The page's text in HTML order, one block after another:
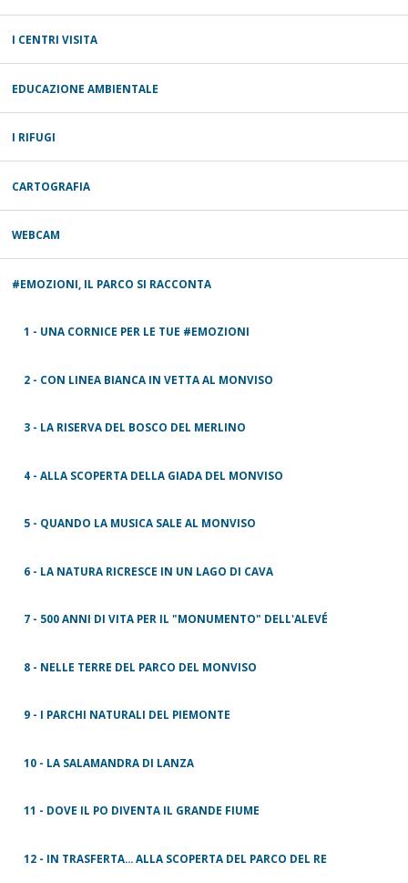
I CENTRI VISITA
EDUCAZIONE AMBIENTALE
I RIFUGI
CARTOGRAFIA
WEBCAM
#EMOZIONI, IL PARCO SI RACCONTA
1 - UNA CORNICE PER LE TUE #EMOZIONI
2 - CON LINEA BIANCA IN VETTA AL MONVISO
3 - LA RISERVA DEL BOSCO DEL MERLINO
4 - ALLA SCOPERTA DELLA GIADA DEL MONVISO
5 - QUANDO LA MUSICA SALE AL MONVISO
6 - LA NATURA RICRESCE IN UN LAGO DI CAVA
7 - 500 ANNI DI VITA PER IL "MONUMENTO" DELL'ALEVÉ
8 - NELLE TERRE DEL PARCO DEL MONVISO
9 - I PARCHI NATURALI DEL PIEMONTE
10 - LA SALAMANDRA DI LANZA
11 - DOVE IL PO DIVENTA IL GRANDE FIUME
12 - IN TRASFERTA... ALLA SCOPERTA DEL PARCO DEL RE